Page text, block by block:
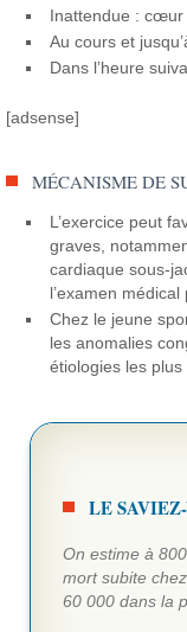
Inattendue : cœur
Au cours et
Dans l’heure
[adsense]
MÉCANISME DE
L’exercice peut
graves,
cardiaque sous-
l’examen médical
Chez le jeune
les anomalies
étiologies les plus
LE
On estime à
mort subite
60 000 dans la